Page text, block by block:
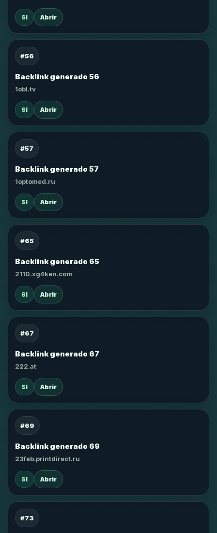
SI Abrir
#56
Backlink generado 56
1obl.tv
SI Abrir
#57
Backlink generado 57
1optomed.ru
SI Abrir
#65
Backlink generado 65
2110.xg4ken.com
SI Abrir
#67
Backlink generado 67
222.at
SI Abrir
#69
Backlink generado 69
23feb.printdirect.ru
SI Abrir
#73